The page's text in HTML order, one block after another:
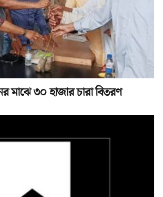
মাঝে ৩০ হাজার চারা বিতরণ